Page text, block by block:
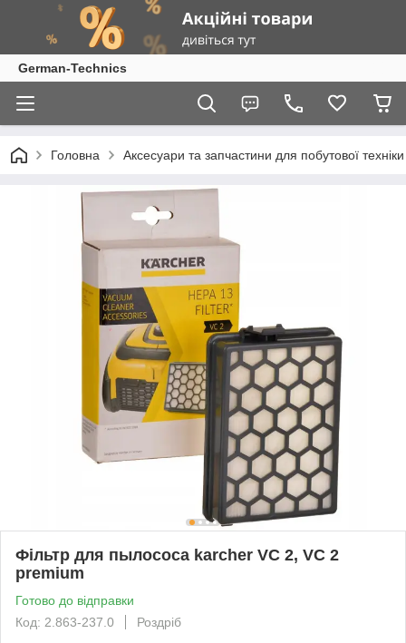
German-Technics
Головна Аксесуари та запчастини для побутової
Фільтр для пылососа karcher VC 2, VC 2
premium
Готово до відправки
Код: 2.863-237.0
Роздріб